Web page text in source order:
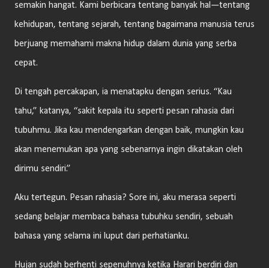
semakin hangat. Kami berbicara tentang banyak hal—tentang
kehidupan, tentang sejarah, tentang bagaimana manusia terus
berjuang memahami makna hidup dalam dunia yang serba
cepat.
Di tengah percakapan, ia menatapku dengan serius. “Kau
tahu,” katanya, “sakit kepala itu seperti pesan rahasia dari
tubuhmu. Jika kau mendengarkan dengan baik, mungkin kau
akan menemukan apa yang sebenarnya ingin dikatakan oleh
dirimu sendiri.”
Aku tertegun. Pesan rahasia? Sore ini, aku merasa seperti
sedang belajar membaca bahasa tubuhku sendiri, sebuah
bahasa yang selama ini luput dari perhatianku.
Hujan sudah berhenti sepenuhnya ketika Harari berdiri dan